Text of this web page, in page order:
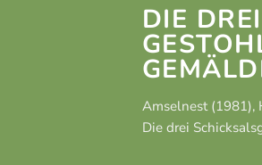
DIE DREI
Amselnest (1981),
Die drei